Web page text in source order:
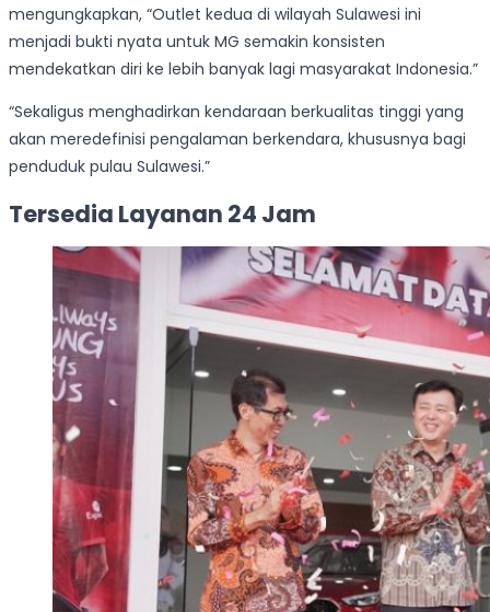
mengungkapkan, “Outlet kedua di wilayah Sulawesi ini
menjadi bukti nyata untuk MG semakin konsisten
mendekatkan diri ke lebih banyak lagi masyarakat Indonesia.”
“Sekaligus menghadirkan kendaraan berkualitas tinggi yang
akan meredefinisi pengalaman berkendara, khususnya bagi
penduduk pulau Sulawesi.”
Tersedia Layanan 24 Jam